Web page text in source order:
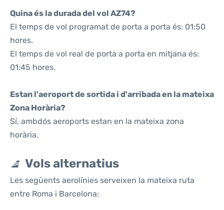
Quina és la durada del vol AZ74?
El temps de vol programat de porta a porta és: 01:50
hores.
El temps de vol real de porta a porta en mitjana és:
01:45 hores.
Estan l'aeroport de sortida i d'arribada en la mateixa
Zona Horària?
Sí, ambdós aeroports estan en la mateixa zona
horària.
Vols alternatius
Les següents aerolínies serveixen la mateixa ruta
entre Roma i Barcelona: